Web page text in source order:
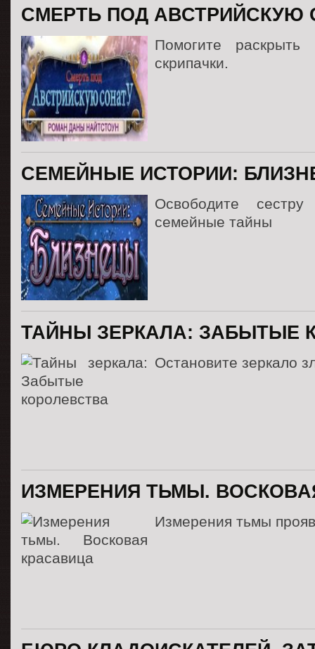
СМЕРТЬ ПОД АВСТРИЙСКУЮ
Помогите раскрыть
скрипачки.
СЕМЕЙНЫЕ ИСТОРИИ:
Освободите
семейные тайны
ТАЙНЫ ЗЕРКАЛА: ЗАБЫТЫЕ
Остановите зеркало
ИЗМЕРЕНИЯ ТЬМЫ.
Измерения тьмы